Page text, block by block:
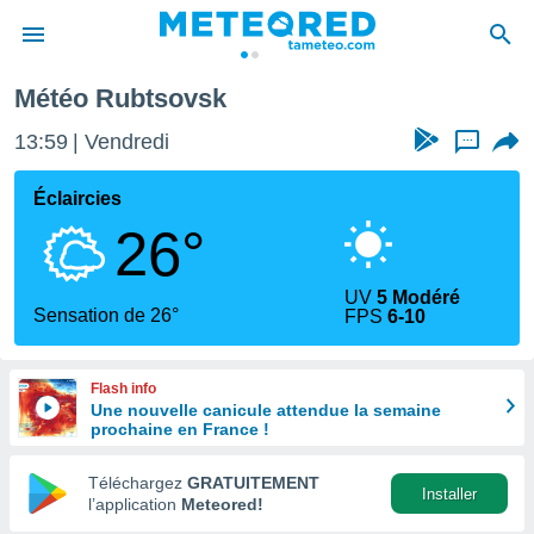
de
en
Météo Rubtsovsk
13:59 Vendredi ...
Éclaircies
26°
Sensation de 26°
UV5 Modéré
FPS6-10
Flash info
Une nouvelle canicule attendue la semaine
prochaine en France !
Téléchargez GRATUITEMENT
l’application Meteored!
Installer